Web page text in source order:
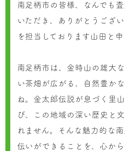
南足柄市の皆様、なんでも
いただき、ありがとうござ
を担当しております山田と申
南足柄市は、金時山の雄大
い茶畑が広がる、自然豊か
ね。金太郎伝説が息づく里
び、この地域の深い歴史と
れません。そんな魅力的な
伝いができることを、心から